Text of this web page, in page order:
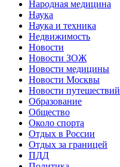
Народная медицина
Наука
Наука и техника
Недвижимость
Новости
Новости ЗОЖ
Новости медицины
Новости Москвы
Новости путешествий
Образование
Общество
Около спорта
Отдых в России
Отдых за границей
ПДД